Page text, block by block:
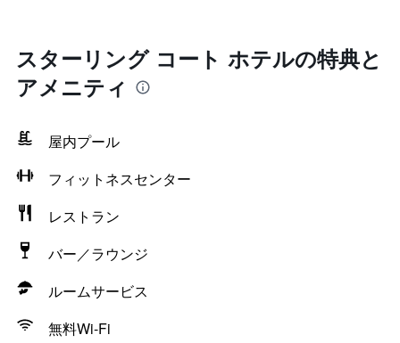
スターリング コート ホテルの特典と
アメニティ
屋内プール
フィットネスセンター
レストラン
バー／ラウンジ
ルームサービス
無料Wi-Fi